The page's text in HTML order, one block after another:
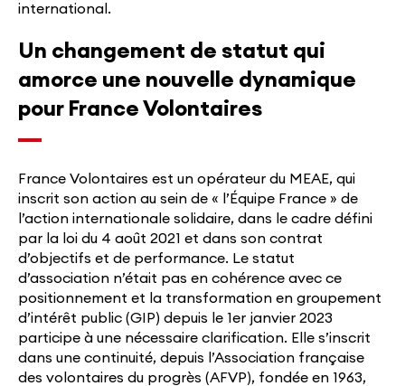
international.
Un changement de statut qui
amorce une nouvelle dynamique
pour France Volontaires
France Volontaires est un opérateur du MEAE, qui
inscrit son action au sein de « l’Équipe France » de
l’action internationale solidaire, dans le cadre défini
par la loi du 4 août 2021 et dans son contrat
d’objectifs et de performance. Le statut
d’association n’était pas en cohérence avec ce
positionnement et la transformation en groupement
d’intérêt public (GIP) depuis le 1er janvier 2023
participe à une nécessaire clarification. Elle s’inscrit
dans une continuité, depuis l’Association française
des volontaires du progrès (AFVP), fondée en 1963,